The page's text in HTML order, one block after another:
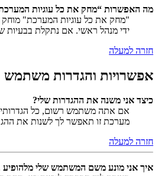
מה האפשרות “מחק את כל עוגיות
ידי מנהל ראשי. אם נתקלת בבעיות
חזרה למעלה
אפשרויות והגדרות משתמש
כיצד אני משנה את ההגדרות שלי?
אם אתה משתמש רשום, כל
מערכת זו תאפשר לך לשנות את
חזרה למעלה
איך אני מונע משם המשתמש שלי